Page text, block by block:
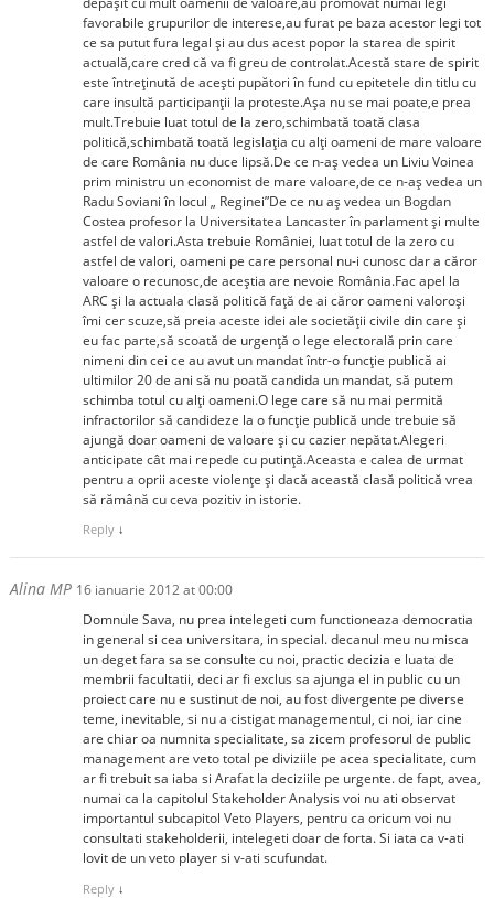
favorabile grupurilor de interese,au furat pe baza acestor legi tot
ce sa putut fura legal şi au dus acest popor la starea de spirit
actuală,care cred că va fi greu de controlat.Acestă stare de spirit
este întreţinută de aceşti pupători în fund cu epitetele din titlu cu
care insultă participanţii la proteste.Aşa nu se mai poate,e prea
mult.Trebuie luat totul de la zero,schimbată toată clasa
politică,schimbată toată legislaţia cu alţi oameni de mare valoare
de care România nu duce lipsă.De ce n-aş vedea un Liviu Voinea
prim ministru un economist de mare valoare,de ce n-aş vedea un
Radu Soviani în locul „ Reginei”De ce nu aş vedea un Bogdan
Costea profesor la Universitatea Lancaster în parlament şi multe
astfel de valori.Asta trebuie României, luat totul de la zero cu
astfel de valori, oameni pe care personal nu-i cunosc dar a căror
valoare o recunosc,de aceştia are nevoie România.Fac apel la
ARC şi la actuala clasă politică faţă de ai căror oameni valoroşi
îmi cer scuze,să preia aceste idei ale societăţii civile din care şi
eu fac parte,să scoată de urgenţă o lege electorală prin care
nimeni din cei ce au avut un mandat într-o funcţie publică ai
ultimilor 20 de ani să nu poată candida un mandat, să putem
schimba totul cu alţi oameni.O lege care să nu mai permită
infractorilor să candideze la o funcţie publică unde trebuie să
ajungă doar oameni de valoare şi cu cazier nepătat.Alegeri
anticipate cât mai repede cu putinţă.Aceasta e calea de urmat
pentru a oprii aceste violenţe şi dacă această clasă politică vrea
să rămână cu ceva pozitiv in istorie.
Reply ↓
Alina MP 16 ianuarie 2012 at 00:00
Domnule Sava, nu prea intelegeti cum functioneaza democratia
in general si cea universitara, in special. decanul meu nu misca
un deget fara sa se consulte cu noi, practic decizia e luata de
membrii facultatii, deci ar fi exclus sa ajunga el in public cu un
proiect care nu e sustinut de noi, au fost divergente pe diverse
teme, inevitable, si nu a cistigat managementul, ci noi, iar cine
are chiar oa numnita specialitate, sa zicem profesorul de public
management are veto total pe diviziile pe acea specialitate, cum
ar fi trebuit sa iaba si Arafat la deciziile pe urgente. de fapt, avea,
numai ca la capitolul Stakeholder Analysis voi nu ati observat
importantul subcapitol Veto Players, pentru ca oricum voi nu
consultati stakeholderii, intelegeti doar de forta. Si iata ca v-ati
lovit de un veto player si v-ati scufundat.
Reply ↓